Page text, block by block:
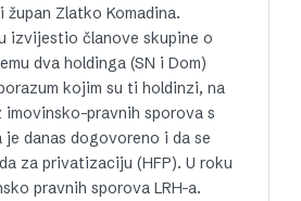
Zlatko Komadina.
izvijestio članove skupine o
dva holdinga (SN i Dom)
kojim su ti holdinzi, na
imovinsko-pravnih sporova s
danas dogovoreno i da se
za privatizaciju (HFP). U roku
pravnih sporova LRH-a.